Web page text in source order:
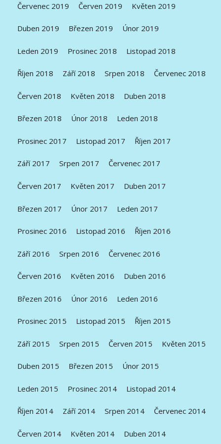
Červenec 2019 Červen 2019 Květen 2019
Duben 2019 Březen 2019 Únor 2019
Leden 2019 Prosinec 2018 Listopad 2018
Říjen 2018 Září 2018 Srpen 2018 Červenec 2018
Červen 2018 Květen 2018 Duben 2018
Březen 2018 Únor 2018 Leden 2018
Prosinec 2017 Listopad 2017 Říjen 2017
Září 2017 Srpen 2017 Červenec 2017
Červen 2017 Květen 2017 Duben 2017
Březen 2017 Únor 2017 Leden 2017
Prosinec 2016 Listopad 2016 Říjen 2016
Září 2016 Srpen 2016 Červenec 2016
Červen 2016 Květen 2016 Duben 2016
Březen 2016 Únor 2016 Leden 2016
Prosinec 2015 Listopad 2015 Říjen 2015
Září 2015 Srpen 2015 Červen 2015 Květen 2015
Duben 2015 Březen 2015 Únor 2015
Leden 2015 Prosinec 2014 Listopad 2014
Říjen 2014 Září 2014 Srpen 2014 Červenec 2014
Červen 2014 Květen 2014 Duben 2014